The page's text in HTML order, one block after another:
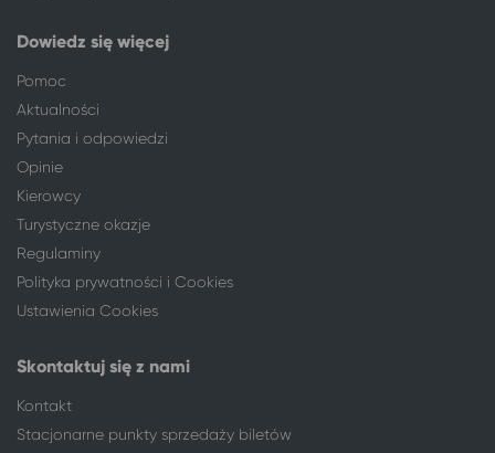
Dowiedz się więcej
Pomoc
Aktualności
Pytania i odpowiedzi
Opinie
Kierowcy
Turystyczne okazje
Regulaminy
Polityka prywatności i Cookies
Ustawienia Cookies
Skontaktuj się z nami
Kontakt
Stacjonarne punkty sprzedaży biletów